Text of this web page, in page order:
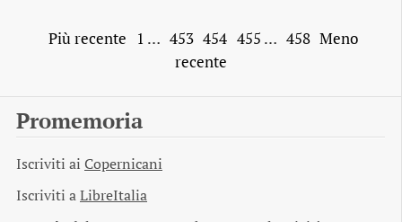
Più recente 1 … 453 454 455 … 458 Meno
recente
Promemoria
Iscriviti ai Copernicani
Iscriviti aLibreItalia